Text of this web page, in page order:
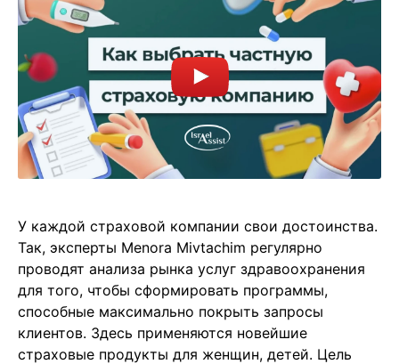
У каждой страховой компании свои достоинства.
Так, эксперты Menora Mivtachim регулярно
проводят анализа рынка услуг здравоохранения
для того, чтобы сформировать программы,
способные максимально покрыть запросы
клиентов. Здесь применяются новейшие
страховые продукты для женщин, детей. Цель